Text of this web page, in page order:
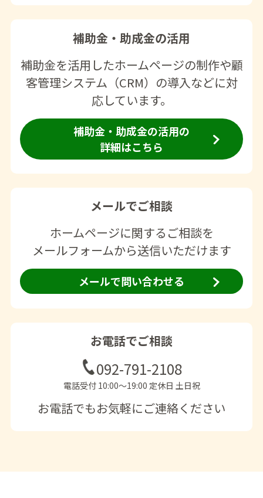
補助金・助成金の活用
補助金を活用したホームページの制作や顧
客管理システム（CRM）の導入などに対
応しています。
補助金・助成金の活用の
詳細はこちら
メールでご相談
ホームページに関するご相談を
メールフォームから送信いただけます
メールで問い合わせる
お電話でご相談
092-791-2108
電話受付 10:00〜19:00 定休日 土日祝
お電話でもお気軽にご連絡ください